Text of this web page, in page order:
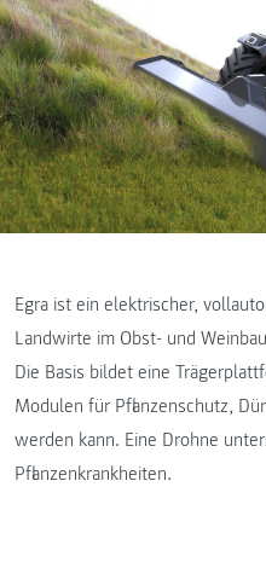
Egra ist ein elektrischer,
Landwirte im Obst- und
Die Basis bildet eine
Modulen für Pflanzenschutz,
werden kann. Eine Drohne
Pflanzenkrankheiten.